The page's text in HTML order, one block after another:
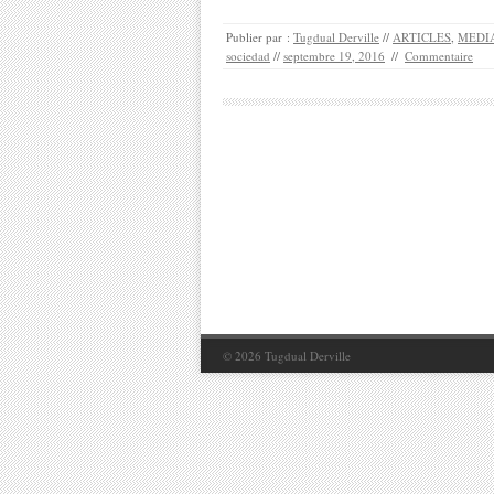
Publier par : Tugdual Derville // ARTICLES
sociedad // septembre 19, 2016 // Commentaire
© 2026 Tugdual Derville